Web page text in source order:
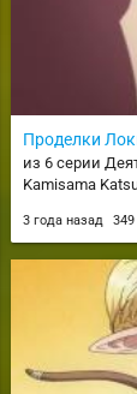
Проделки
из 6 серии
Kamisama
3 года назад